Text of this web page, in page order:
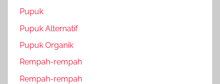
Pupuk
Pupuk Alternatif
Pupuk Organik
Rempah-rempah
Rempah-rempah